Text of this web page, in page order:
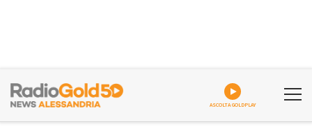
ASCOLTA GOLDPLAY